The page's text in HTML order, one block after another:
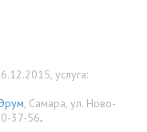
, услуга:
, Самара, ул. Ново-
37-56.